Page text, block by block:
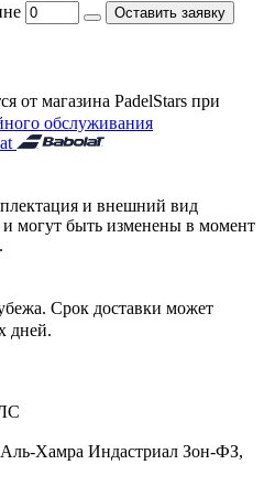
Оставить заявку
от магазина PadelStars при
обслуживания
и внешний вид
могут быть изменены в момент
Срок доставки может
дней.
Хамра Индастриал Зон-ФЗ,